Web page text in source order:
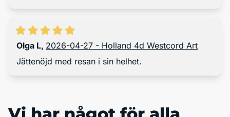
med tema Anne Frank o den guiden var så
en timme till!! Kommer inte ihåg vad han hette ,
men hans mamma var från caribien och pappan
tysk och själv hade han rastaflätor och var
arkiolog. Rekommenderas!!
Olga L, 2026-04-27 - Holland 4d Westcord Art
Jättenöjd med resan i sin helhet.